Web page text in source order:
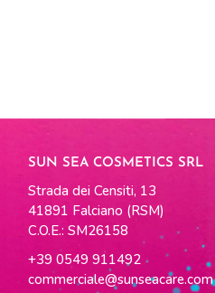
SUN SEA COSMETICS SRL
Strada dei Censiti, 13
41891 Falciano (RSM)
C.O.E.: SM26158
+39 0549 911492
commerciale@sunseacare.com